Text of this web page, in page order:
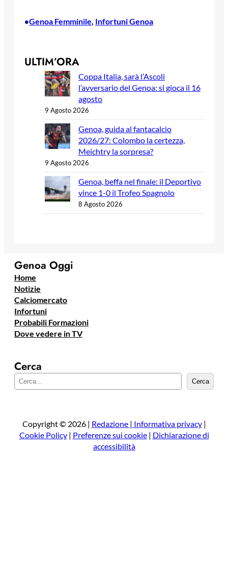
•Genoa Femminile, Infortuni Genoa
ULTIM’ORA
Coppa Italia, sarà l’Ascoli
l’avversario del Genoa: si gioca il 16
agosto
9 Agosto 2026
Genoa, guida al fantacalcio
2026/27: Colombo la certezza,
Meichtry la sorpresa?
9 Agosto 2026
Genoa, beffa nel finale: il Deportivo
vince 1-0 il Trofeo Spagnolo
8 Agosto 2026
Genoa Oggi
Home
Notizie
Calciomercato
Infortuni
Probabili Formazioni
Dove vedere in TV
Cerca
e
a
Cerca
Copyright © 2026 | Redazione | Informativa privacy|
Cookie Policy| Preferenze sui cookie| Dichiarazione di
accessibilità